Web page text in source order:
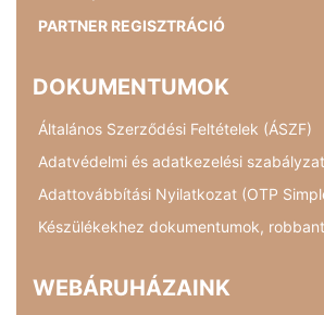
PARTNER REGISZTRÁCIÓ
DOKUMENTUMOK
Általános Szerződési Feltételek (ÁSZF)
Adatvédelmi és adatkezelési
Adattovábbítási Nyilatkozat (OTP
Készülékekhez dokumentumok,
WEBÁRUHÁZAINK